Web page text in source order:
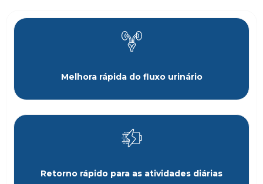
Melhora rápida do fluxo urinário
Retorno rápido para as atividades diárias